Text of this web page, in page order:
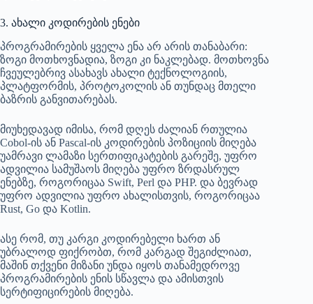
3. ახალი კოდირების ენები
პროგრამირების ყველა ენა არ არის თანაბარი:
ზოგი მოთხოვნადია, ზოგი კი ნაკლებად. მოთხოვნა
ჩვეულებრივ ასახავს ახალი ტექნოლოგიის,
პლატფორმის, პროტოკოლის ან თუნდაც მთელი
ბაზრის განვითარებას.
მიუხედავად იმისა, რომ დღეს ძალიან რთულია
Cobol-ის ან Pascal-ის კოდირების პოზიციის მიღება
უამრავი ლამაზი სერთიფიკატების გარეშე, უფრო
ადვილია სამუშაოს მიღება უფრო ზრდასრულ
ენებზე, როგორიცაა Swift, Perl და PHP. და ბევრად
უფრო ადვილია უფრო ახალისთვის, როგორიცაა
Rust, Go და Kotlin.
ასე რომ, თუ კარგი კოდირებელი ხართ ან
უბრალოდ ფიქრობთ, რომ კარგად შეგიძლიათ,
მაშინ თქვენი მიზანი უნდა იყოს თანამედროვე
პროგრამირების ენის სწავლა და ამისთვის
სერტიფიცირების მიღება.